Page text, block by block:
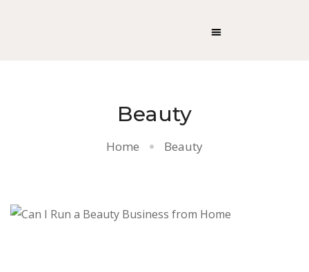
Beauty
Home Beauty